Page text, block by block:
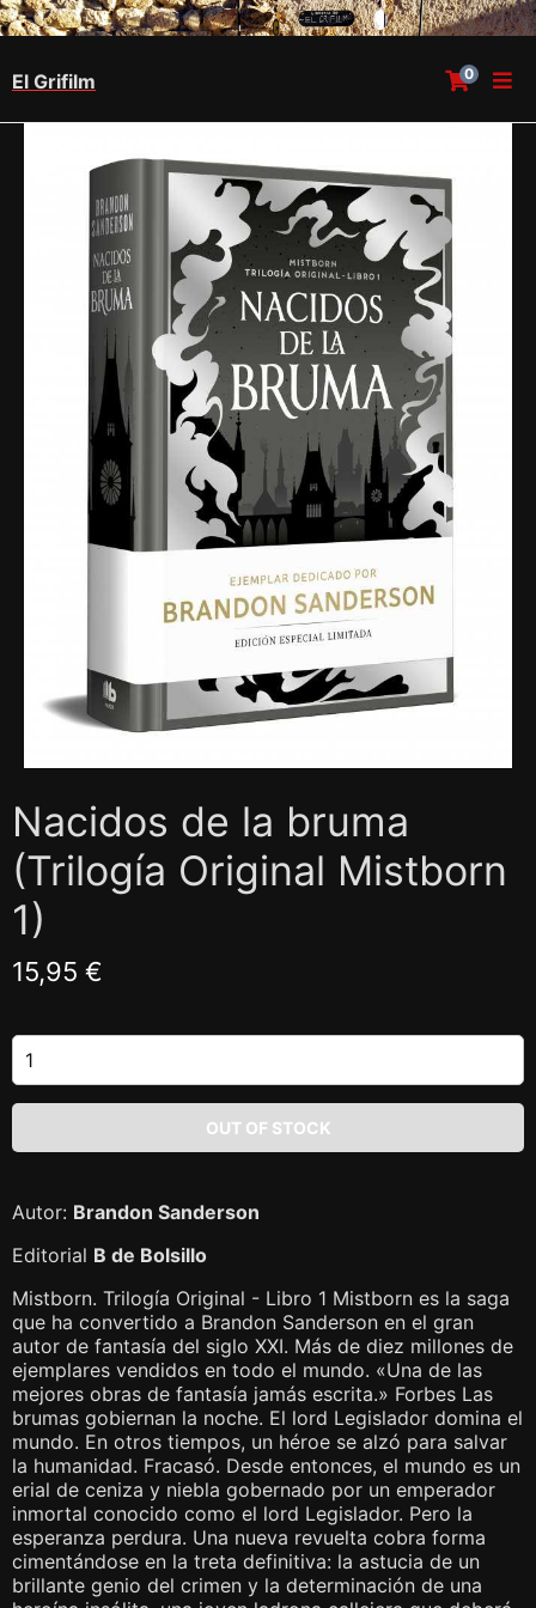
El Grifilm 0
Nacidos de la bruma
(Trilogía Original Mistborn
1)
15,95 €
Autor: Brandon Sanderson
Editorial B de Bolsillo
Mistborn. Trilogía Original - Libro 1 Mistborn es la saga
que ha convertido a Brandon Sanderson en el gran
autor de fantasía del siglo XXI. Más de diez millones de
ejemplares vendidos en todo el mundo. «Una de las
mejores obras de fantasía jamás escrita.» Forbes Las
brumas gobiernan la noche. El lord Legislador domina el
mundo. En otros tiempos, un héroe se alzó para salvar
la humanidad. Fracasó. Desde entonces, el mundo es un
erial de ceniza y niebla gobernado por un emperador
inmortal conocido como el lord Legislador. Pero la
esperanza perdura. Una nueva revuelta cobra forma
cimentándose en la treta definitiva: la astucia de un
brillante genio del crimen y la determinación de una